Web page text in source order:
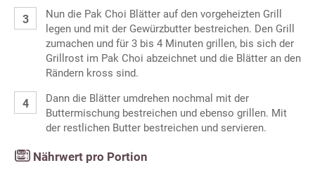
Nun die Pak Choi Blätter auf den vorgeheizten Grill
legen und mit der Gewürzbutter bestreichen. Den Grill
zumachen und für 3 bis 4 Minuten grillen, bis sich der
Grillrost im Pak Choi abzeichnet und die Blätter an den
Rändern kross sind.
Dann die Blätter umdrehen nochmal mit der
Buttermischung bestreichen und ebenso grillen. Mit
der restlichen Butter bestreichen und servieren.
Nährwert pro Portion